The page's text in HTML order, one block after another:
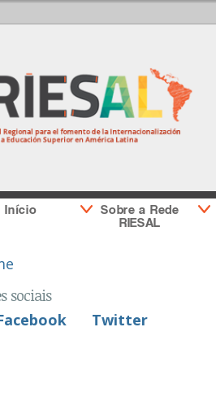
Início
Sobre a Rede
RIESAL
sociais
Twitter